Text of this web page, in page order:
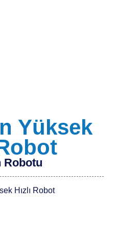
Yüksek
Robotu
Hızlı Robot